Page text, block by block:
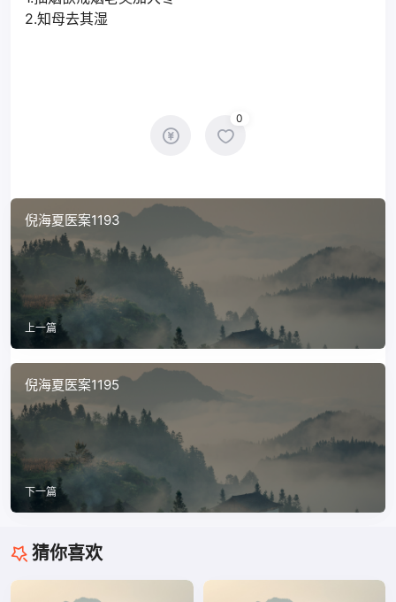
2.知母去其湿
0
倪海夏医案1193
上一篇
倪海夏医案1195
下一篇
猜你喜欢